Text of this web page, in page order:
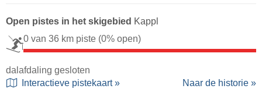
Open pistes in het skigebied Kappl
0 van 36 km piste (0% open)
dalafdaling gesloten
Interactieve pistekaart »
Naar de historie »